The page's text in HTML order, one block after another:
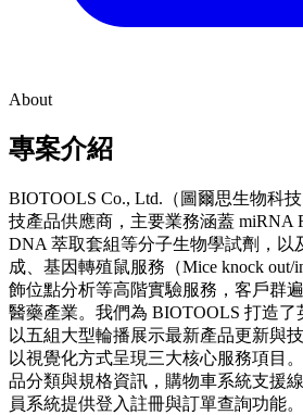
About
專案介紹
BIOTOOLS Co., Ltd.（圖爾思生物科
技產品供應商，主要業務涵蓋 miRNA
DNA 萃取套組等分子生物學試劑，以
成、基因轉殖鼠服務（Mice knock
飾位點分析等高階實驗服務，客戶群
醫藥產業。我們為 BIOTOOLS 打造
以五組大型輪播展示最新產品更新與
以視覺化方式呈現三大核心服務項目
品分類與規格資訊，購物車系統支援
員系統提供登入註冊與訂單查詢功能